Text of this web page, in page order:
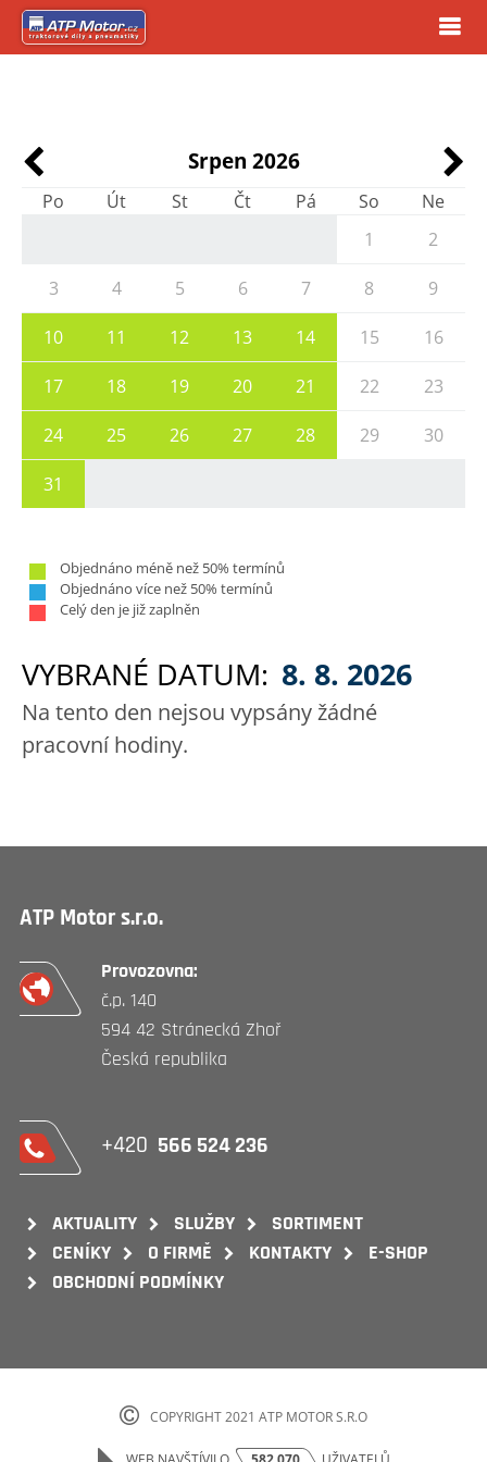
Srpen 2026
Po Út St Čt Pá So
Ne
1
2
3 4 5 6 7 8 9
10 11 12 13 14 15 16
17 18 19 20 21 22 23
24 25 26 27 28 29 30
31
Objednáno méně než 50% termínů
Objednáno více než 50% termínů
Celý den je již zaplněn
VYBRANÉ DATUM: 8. 8. 2026
Na tento den nejsou vypsány žádné
pracovní hodiny.
ATP Motor s.r.o.
Provozovna:
č.p. 140
594 42 Stránecká Zhoř
Česká republika
+420 566 524 236
AKTUALITY SLUŽBY
SORTIMENT
CENÍKY
O FIRMĚ KONTAKTY
E-SHOP
OBCHODNÍ PODMÍNKY
COPYRIGHT 2021 ATP MOTOR S.R.O